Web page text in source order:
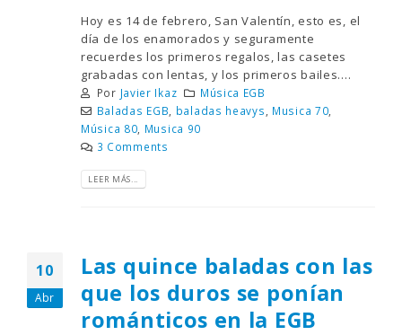
Hoy es 14 de febrero, San Valentín, esto es, el
día de los enamorados y seguramente
recuerdes los primeros regalos, las casetes
grabadas con lentas, y los primeros bailes....
Por Javier Ikaz
Música EGB
Baladas EGB
baladas heavys Musica 70
Música 80 Musica 90
3 Comments
LEER MÁS...
10
Abr
Las quince baladas con las
que los duros se ponían
románticos en la EGB